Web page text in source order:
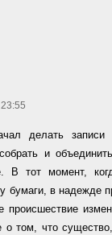
делать записи
и
В тот момент,
бумаги, в надежде
происшествие
о том, что